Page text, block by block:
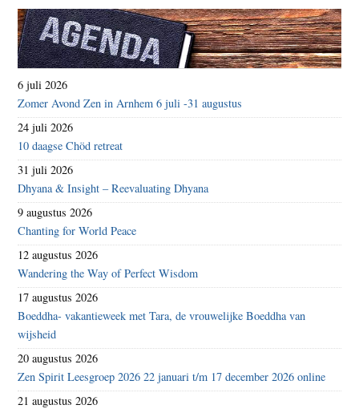
6 juli 2026
Zomer Avond Zen in Arnhem 6 juli -31 augustus
24 juli 2026
10 daagse Chöd retreat
31 juli 2026
Dhyana & Insight – Reevaluating Dhyana
9 augustus 2026
Chanting for World Peace
12 augustus 2026
Wandering the Way of Perfect Wisdom
17 augustus 2026
Boeddha- vakantieweek met Tara, de vrouwelijke Boeddha van
wijsheid
20 augustus 2026
Zen Spirit Leesgroep 2026 22 januari t/m 17 december 2026 online
21 augustus 2026